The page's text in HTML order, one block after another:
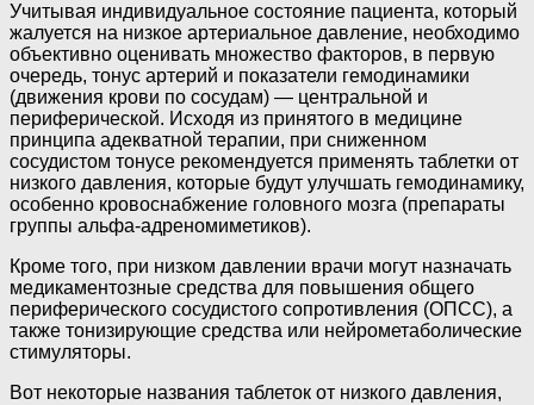
Учитывая индивидуальное состояние пациента, который
жалуется на низкое артериальное давление, необходимо
объективно оценивать множество факторов, в первую
очередь, тонус артерий и показатели гемодинамики
(движения крови по сосудам) — центральной и
периферической. Исходя из принятого в медицине
принципа адекватной терапии, при сниженном
сосудистом тонусе рекомендуется применять таблетки от
низкого давления, которые будут улучшать гемодинамику,
особенно кровоснабжение головного мозга (препараты
группы альфа-адреномиметиков).
Кроме того, при низком давлении врачи могут назначать
медикаментозные средства для повышения общего
периферического сосудистого сопротивления (ОПСС), а
также тонизирующие средства или нейрометаболические
стимуляторы.
Вот некоторые названия таблеток от низкого давления,